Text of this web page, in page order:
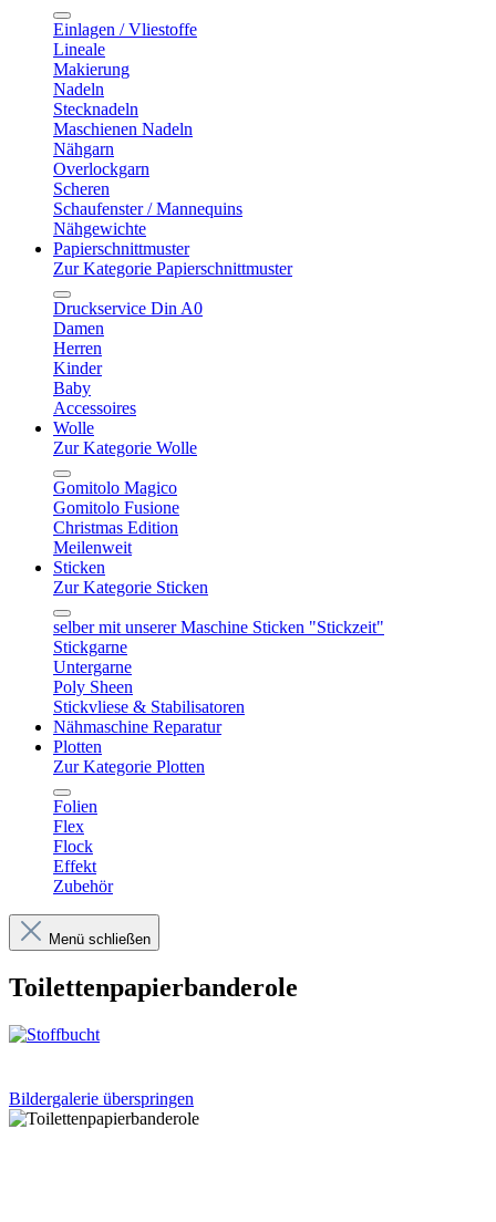
Einlagen / Vliestoffe
Lineale
Makierung
Nadeln
Stecknadeln
Maschienen Nadeln
Nähgarn
Overlockgarn
Scheren
Schaufenster / Mannequins
Nähgewichte
Papierschnittmuster
Zur Kategorie Papierschnittmuster
Druckservice Din A0
Damen
Herren
Kinder
Baby
Accessoires
Wolle
Zur Kategorie Wolle
Gomitolo Magico
Gomitolo Fusione
Christmas Edition
Meilenweit
Sticken
Zur Kategorie Sticken
selber mit unserer Maschine Sticken "Stickzeit"
Stickgarne
Untergarne
Poly Sheen
Stickvliese & Stabilisatoren
Nähmaschine Reparatur
Plotten
Zur Kategorie Plotten
Folien
Flex
Flock
Effekt
Zubehör
Menü schließen
Toilettenpapierbanderole
Bildergalerie überspringen